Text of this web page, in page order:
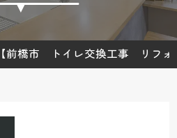
【前橋市 トイレ交換工事 リフォ